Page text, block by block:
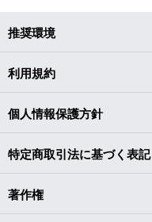
推奨環境
利用規約
個人情報保護方針
特定商取引法に基づく表記
著作権